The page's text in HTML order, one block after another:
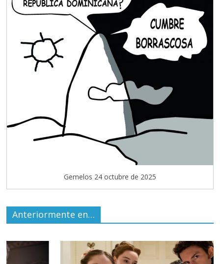
Gemelos 24 octubre de 2025
Anteriormente en…